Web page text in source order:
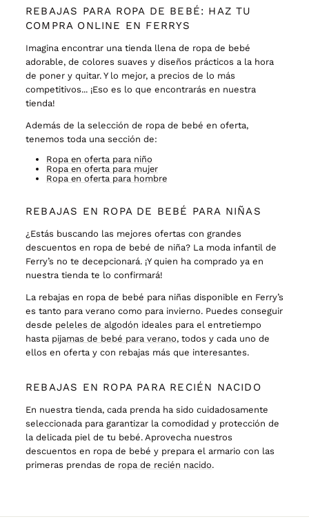
REBAJAS PARA ROPA DE BEBÉ: HAZ TU
COMPRA ONLINE EN FERRYS
Imagina encontrar una tienda llena de ropa de bebé
adorable, de colores suaves y diseños prácticos a la hora
de poner y quitar. Y lo mejor, a precios de lo más
competitivos... ¡Eso es lo que encontrarás en nuestra
tienda!
Además de la selección de ropa de bebé en oferta,
tenemos toda una sección de:
Ropa en oferta para niño
Ropa en oferta para mujer
Ropa en oferta para hombre
REBAJAS EN ROPA DE BEBÉ PARA NIÑAS
¿Estás buscando las mejores ofertas con grandes
descuentos en ropa de bebé de niña? La moda infantil de
Ferry’s no te decepcionará. ¡Y quien ha comprado ya en
nuestra tienda te lo confirmará!
La rebajas en ropa de bebé para niñas disponible en Ferry’s
es tanto para verano como para invierno. Puedes conseguir
desde peleles de algodón ideales para el entretiempo
hasta pijamas de bebé para verano, todos y cada uno de
ellos en oferta y con rebajas más que interesantes.
REBAJAS EN ROPA PARA RECIÉN NACIDO
En nuestra tienda, cada prenda ha sido cuidadosamente
seleccionada para garantizar la comodidad y protección de
la delicada piel de tu bebé. Aprovecha nuestros
descuentos en ropa de bebé y prepara el armario con las
primeras prendas de ropa de recién nacido.